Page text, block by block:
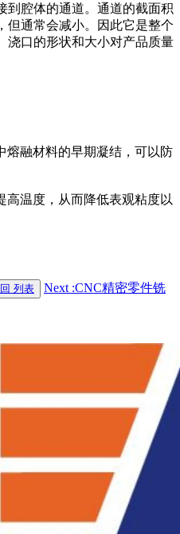
到腔体的通道。通道的截面积
但通常会减小。因此它是整个
浇口的形状和大小对产品质量
熔融材料的早期凝结，可以防
高温度，从而降低表观粘度以
列表
Next :CNC精密零件铣